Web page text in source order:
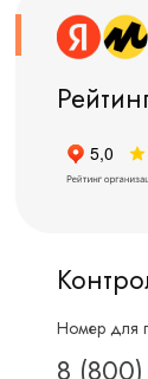
Номер для